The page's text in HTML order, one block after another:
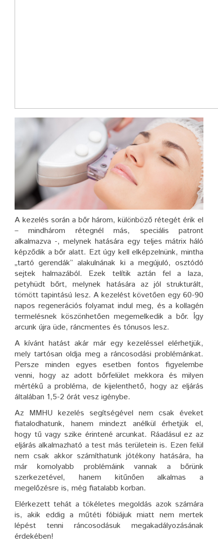
A kezelés során a bőr három, különböző rétegét érik el
– mindhárom rétegnél más, speciális patront
alkalmazva -, melynek hatására egy teljes mátrix háló
képződik a bőr alatt. Ezt úgy kell elképzelnünk, mintha
„tartó gerendák” alakulnának ki a megújuló, osztódó
sejtek halmazából. Ezek telítik aztán fel a laza,
petyhüdt bőrt, melynek hatására az jól strukturált,
tömött tapintású lesz. A kezelést követően egy 60-90
napos regenerációs folyamat indul meg, és a kollagén
termelésnek köszönhetően megemelkedik a bőr. Így
arcunk újra üde, ráncmentes és tónusos lesz.
A kívánt hatást akár már egy kezeléssel elérhetjük,
mely tartósan oldja meg a ráncosodási problémánkat.
Persze minden egyes esetben fontos figyelembe
venni, hogy az adott bőrfelület mekkora és milyen
mértékű a probléma, de kijelenthető, hogy az eljárás
általában 1,5-2 órát vesz igénybe.
Az MMHU kezelés segítségével nem csak éveket
fiatalodhatunk, hanem mindezt anélkül érhetjük el,
hogy tű vagy szike érintené arcunkat. Ráadásul ez az
eljárás alkalmazható a test más területein is. Ezen felül
nem csak akkor számíthatunk jótékony hatására, ha
már komolyabb problémáink vannak a bőrünk
szerkezetével, hanem kitűnően alkalmas a
megelőzésre is, még fiatalabb korban.
Elérkezett tehát a tökéletes megoldás azok számára
is, akik eddig a műtéti fóbiájuk miatt nem mertek
lépést tenni ráncosodásuk megakadályozásának
érdekében!